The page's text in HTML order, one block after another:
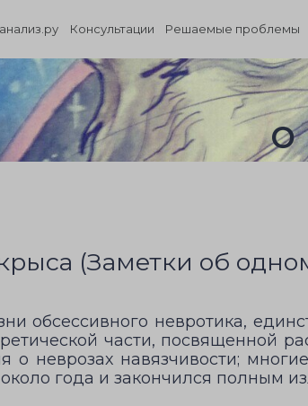
Консультации Решаемые проблемы
о
(Заметки об
обсессивного невротика,
части, посвященной
о неврозах навязчивости;
года и закончился полным